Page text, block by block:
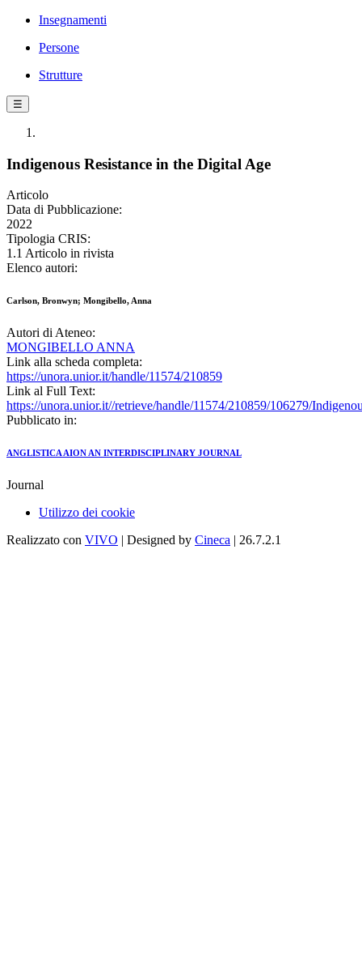
Insegnamenti
Persone
Strutture
☰
Indigenous Resistance in the Digital Age
Articolo
Data di Pubblicazione:
2022
Tipologia CRIS:
1.1 Articolo in rivista
Elenco autori:
Carlson, Bronwyn; Mongibello, Anna
Autori di Ateneo:
MONGIBELLO ANNA
Link alla scheda completa:
https://unora.unior.it/handle/11574/210859
Link al Full Text:
https://unora.unior.it//retrieve/handle/11574/210859/106279/
Pubblicato in:
ANGLISTICA AION AN INTERDISCIPLINARY JOURNAL
Journal
Utilizzo dei cookie
Realizzato con VIVO | Designed by Cineca | 26.7.2.1